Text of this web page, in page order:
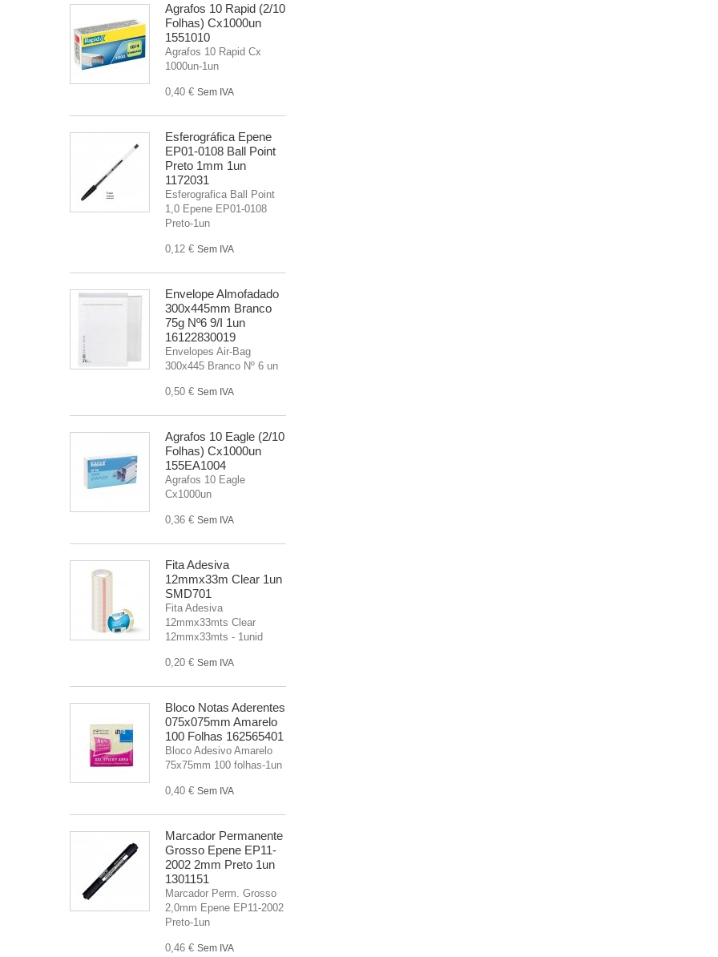
Agrafos 10 Rapid (2/10
Folhas) Cx1000un
1551010
Agrafos 10 Rapid Cx
1000un-1un
0,40 € Sem IVA
Esferográfica Epene
EP01-0108 Ball Point
Preto 1mm 1un
1172031
Esferografica Ball Point
1,0 Epene EP01-0108
Preto-1un
0,12 € Sem IVA
Envelope Almofadado
300x445mm Branco
75g Nº6 9/I 1un
16122830019
Envelopes Air-Bag
300x445 Branco Nº 6 un
0,50 € Sem IVA
Agrafos 10 Eagle (2/10
Folhas) Cx1000un
155EA1004
Agrafos 10 Eagle
Cx1000un
0,36 € Sem IVA
Fita Adesiva
12mmx33m Clear 1un
SMD701
Fita Adesiva
12mmx33mts Clear
12mmx33mts - 1unid
0,20 € Sem IVA
Bloco Notas Aderentes
075x075mm Amarelo
100 Folhas 162565401
Bloco Adesivo Amarelo
75x75mm 100 folhas-1un
0,40 € Sem IVA
Marcador Permanente
Grosso Epene EP11-
2002 2mm Preto 1un
1301151
Marcador Perm. Grosso
2,0mm Epene EP11-2002
Preto-1un
0,46 € Sem IVA